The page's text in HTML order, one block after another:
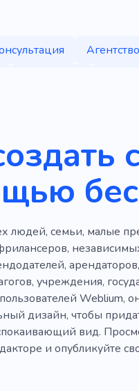
Агентство
Экспресс
Руанда Улов
Найти клад
Прием
цели
Политика
Тест Обучение
людей, семьи, малые
учреждения,
Weblium,
дизайн, чтобы
вид.
и опубликуйте